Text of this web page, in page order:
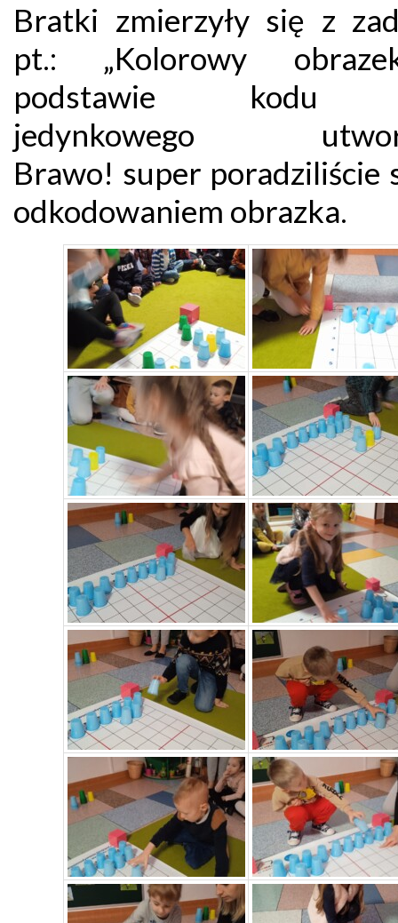
Bratki zmierzyły się z
pt.: „Kolorowy
podstawie kodu
jedynkowego
Brawo! super poradziliście
odkodowaniem obrazka.